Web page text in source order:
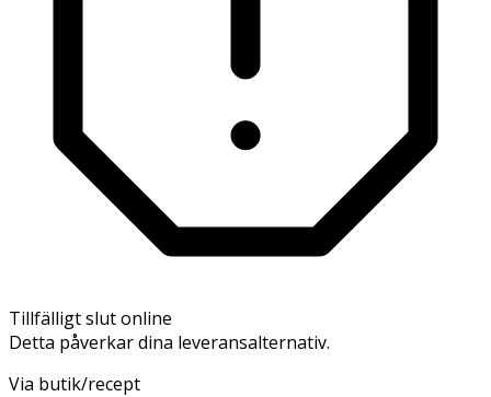
Tillfälligt slut online
Detta påverkar dina leveransalternativ.
Via butik/recept